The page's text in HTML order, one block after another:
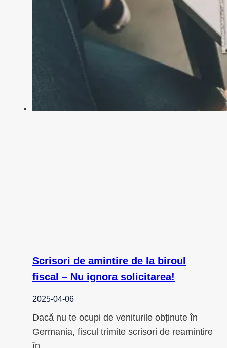
Scrisori de amintire de la biroul
fiscal – Nu ignora solicitarea!
2025-04-06
Dacă nu te ocupi de veniturile obținute în
Germania, fiscul trimite scrisori de reamintire
în…